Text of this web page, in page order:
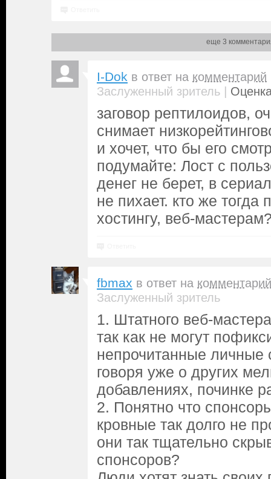
еще 3
I-Dok в ответ на комментарий
Заслуженный зритель |
заговор рептилоидов,
снимает
и хочет, что бы его
подумайте: Лост с
денег не берет, в
не пихает. кто же тогда
хостингу, веб-
fbmax в ответ на комментарий
Заслуженный зритель
1. Штатного веб-
так как не могут
непрочитанные
говоря уже о других
добавлениях, починке
2. Понятно что
кровные так долго не
они так тщательно
спонсоров?